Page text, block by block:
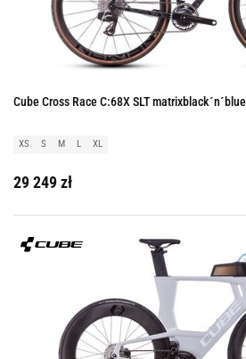
Cube Cross Race C:68X SLT
XS S M L XL
29 249 zł